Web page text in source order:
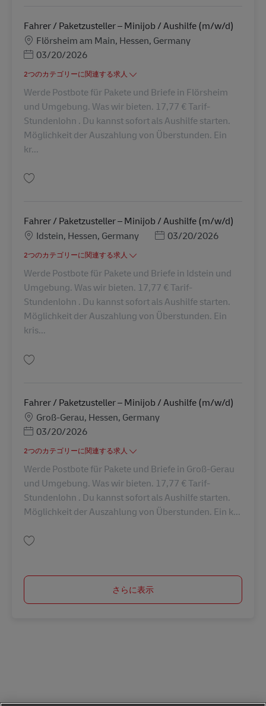
Fahrer / Paketzusteller – Minijob / Aushilfe (m/w/d)
勤務地
Flörsheim am Main, Hessen, Germany
Posted Date
03/20/2026
2つのカテゴリーに関連する求人
Werde Postbote für Pakete und Briefe in Flörsheim
und Umgebung. Was wir bieten. 17,77 € Tarif-
Stundenlohn . Du kannst sofort als Aushilfe starten.
Möglichkeit der Auszahlung von Überstunden. Ein
kr...
Fahrer / Paketzusteller – Minijob / Aushilfe (m/w/d)
勤務地Idstein, Hessen, Germany Posted Date
03/20/2026
2つのカテゴリーに関連する求人
Werde Postbote für Pakete und Briefe in Idstein und
Umgebung. Was wir bieten. 17,77 € Tarif-
Stundenlohn . Du kannst sofort als Aushilfe starten.
Möglichkeit der Auszahlung von Überstunden. Ein
kris...
Fahrer / Paketzusteller – Minijob / Aushilfe (m/w/d)
勤務地Groß-Gerau, Hessen, Germany
Posted Date
03/20/2026
2つのカテゴリーに関連する求人
Werde Postbote für Pakete und Briefe in Groß-Gerau
und Umgebung. Was wir bieten. 17,77 € Tarif-
Stundenlohn . Du kannst sofort als Aushilfe starten.
Möglichkeit der Auszahlung von Überstunden. Ein k...
さらに表示